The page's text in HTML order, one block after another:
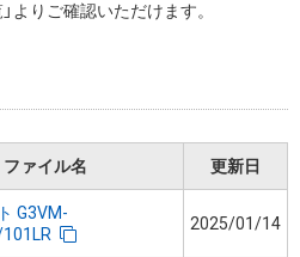
よりご確認いただけます。
ファイル名 更新日
G3VM-
2025/01/14